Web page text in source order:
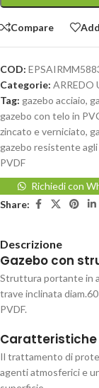
Compare
COD:
Categorie: ARREDO
Tag: gazebo acciaio,
gazebo con telo in
zincato e verniciato,
gazebo resistente
PVDF
Richiedi con
Share:
Descrizione
Gazebo con
Struttura portante in
trave inclinata
PVDF.
Caratteristiche
Il trattamento di
agenti atmosferici e